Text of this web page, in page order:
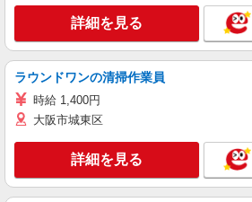
詳細を見る
ラウンドワンの清掃作業員
時給 1,400円
大阪市城東区
詳細を見る